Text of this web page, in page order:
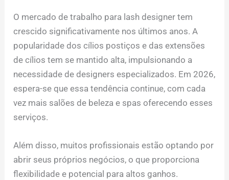
O mercado de trabalho para lash designer tem
crescido significativamente nos últimos anos. A
popularidade dos cílios postiços e das extensões
de cílios tem se mantido alta, impulsionando a
necessidade de designers especializados. Em 2026,
espera-se que essa tendência continue, com cada
vez mais salões de beleza e spas oferecendo esses
serviços.
Além disso, muitos profissionais estão optando por
abrir seus próprios negócios, o que proporciona
flexibilidade e potencial para altos ganhos.